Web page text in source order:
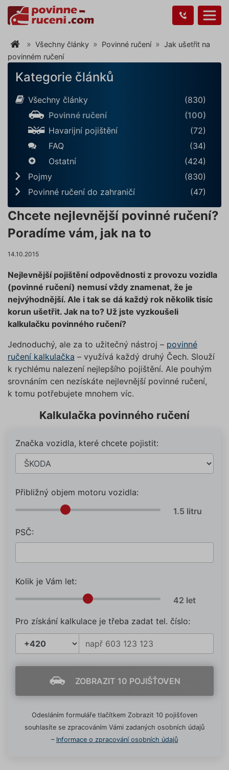
Všechny články Povinné ručení
Jak ušetřit na
povinném ručení
Kategorie článků
Všechny články
(830)
Povinné ručení
(100)
Havarijní pojištění
(72)
FAQ
(34)
Ostatní
(424)
Pojmy
(830)
Povinné ručení do zahraničí
(47)
Chcete nejlevnější povinné ručení?
Poradíme vám, jak na to
14.10.2015
Nejlevnější pojištění odpovědnosti z provozu vozidla
(povinné ručení) nemusí vždy znamenat, že je
nejvýhodnější. Ale i tak se dá každý rok několik tisíc
korun ušetřit. Jak na to? Už jste vyzkoušeli
kalkulačku povinného ručení?
Jednoduchý, ale za to užitečný nástroj – povinné
ručení kalkulačka – využívá každý druhý Čech. Slouží
k rychlému nalezení nejlepšího pojištění. Ale pouhým
srovnáním cen nezískáte nejlevnější povinné ručení,
k tomu potřebujete mnohem víc.
Kalkulačka povinného ručení
Značka vozidla, které chcete pojistit:
Přibližný objem motoru vozidla:
PSČ:
Kolik je Vám let:
Pro získání kalkulace je třeba zadat tel. číslo:
ZOBRAZIT 10 POJIŠŤOVEN
Odesláním formuláře tlačítkem Zobrazit 10 pojišťoven
souhlasíte se zpracováním Vámi zadaných osobních údajů
– Informace o zpracování osobních údajů